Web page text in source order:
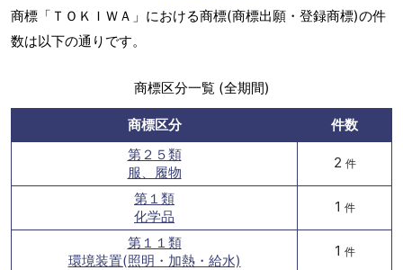
商標「ＴＯＫＩＷＡ」における商標(商標出願・登録商標)の件
数は以下の通りです。
商標区分一覧 (全期間)
商標区分
件数
第２５類
服、履物
2 件
第１類
化学品
1 件
第１１類
環境装置(照明・加熱・給水)
1 件